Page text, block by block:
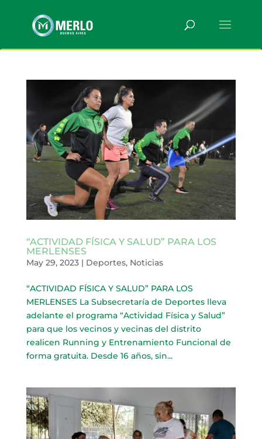
“ACTIVIDAD FÍSICA Y SALUD” PARA LOS
MERLENSES
May 29, 2023| Deportes, Noticias
“ACTIVIDAD FÍSICA Y SALUD” PARA LOS
MERLENSES La Subsecretaría de Deportes lleva
adelante el programa “Actividad Física y Salud”
para que los vecinos y vecinas del distrito
realicen Running y Entrenamiento Funcional de
forma gratuita. Desde 16 años, sin...